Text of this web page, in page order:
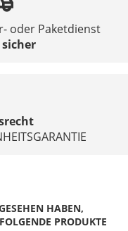
oder Paketdienst
HABEN,
PRODUKTE